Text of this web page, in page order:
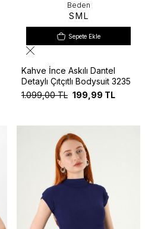
Beden
SML
Sepete Ekle
Kahve İnce Askılı Dantel
Detaylı Çıtçıtlı Bodysuit 3235
1.099,00TL 199,99 TL